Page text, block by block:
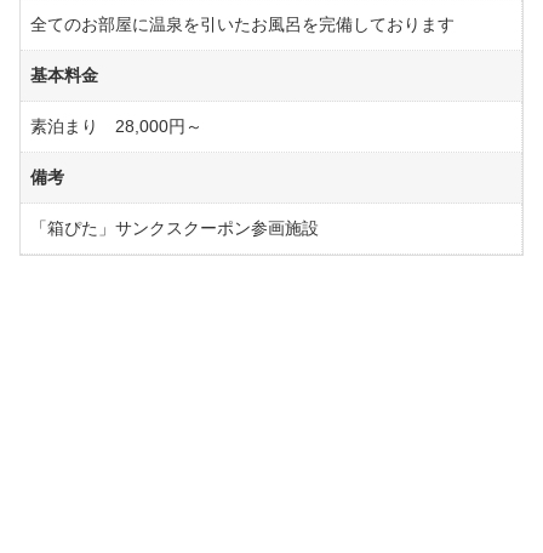
全てのお部屋に温泉を引いたお風呂を完備しております
基本料金
素泊まり 28,000円～
備考
「箱ぴた」サンクスクーポン参画施設